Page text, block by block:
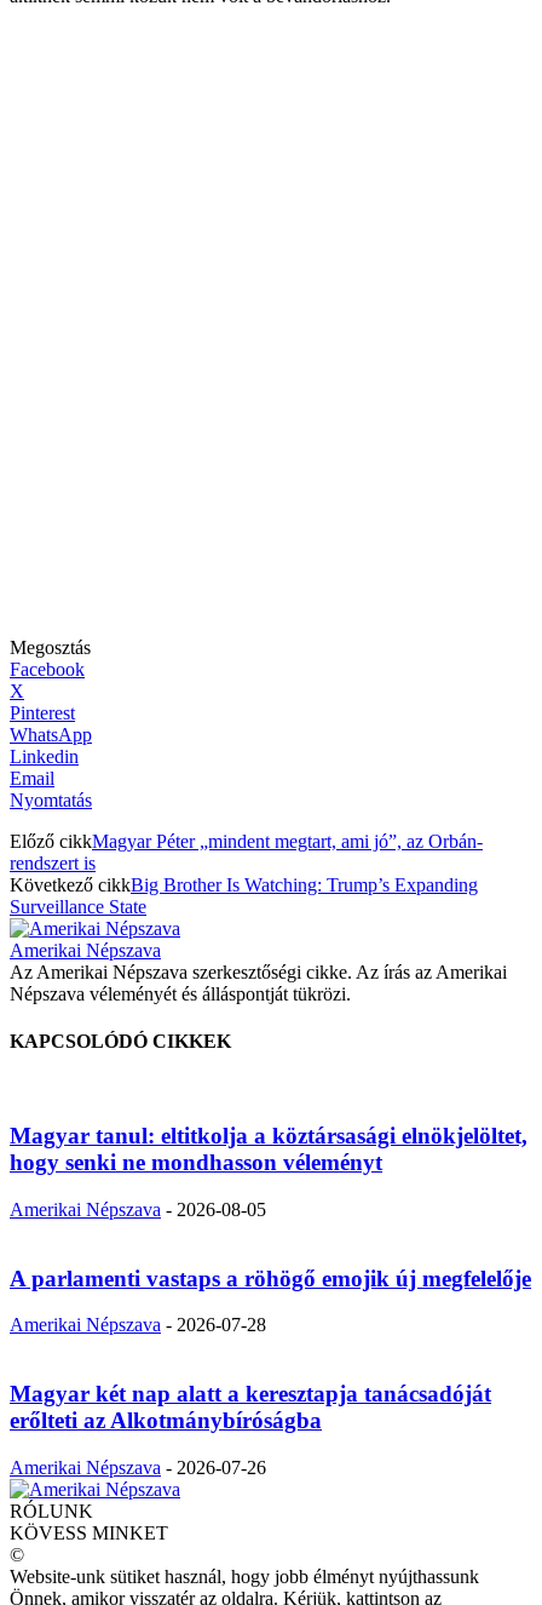
Megosztás
Facebook
X
Pinterest
WhatsApp
Linkedin
Email
Nyomtatás
Előző cikkMagyar Péter „mindent megtart, ami jó”, az Orbán-
rendszert is
Következő cikkBig Brother Is Watching: Trump’s Expanding
Surveillance State
Amerikai Népszava
Az Amerikai Népszava szerkesztőségi cikke. Az írás az Amerikai
Népszava véleményét és álláspontját tükrözi.
KAPCSOLÓDÓ CIKKEK
Magyar tanul: eltitkolja a köztársasági elnökjelöltet,
hogy senki ne mondhasson véleményt
Amerikai Népszava - 2026-08-05
A parlamenti vastaps a röhögő emojik új megfelelője
Amerikai Népszava - 2026-07-28
Magyar két nap alatt a keresztapja tanácsadóját
erőlteti az Alkotmánybíróságba
Amerikai Népszava - 2026-07-26
RÓLUNK
KÖVESS MINKET
©
Website-unk sütiket használ, hogy jobb élményt nyújthassunk
Önnek, amikor visszatér az oldalra. Kérjük, kattintson az